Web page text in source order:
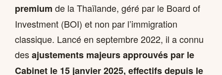
premium de la Thaïlande, géré par le Board of
Investment (BOI) et non par l’immigration
classique. Lancé en septembre 2022, il a connu
desajustements majeurs approuvés par le
Cabinet le 15 janvier 2025, effectifs depuis le